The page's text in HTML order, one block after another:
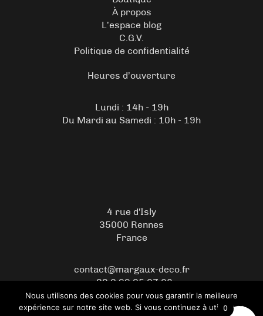
4 rue d'Isly
35000 Rennes
France
contact@margaux-deco.fr
+33 2 99 35 07 08
À propos
L’espace blog
C.G.V.
Politique de confidentialité
Heures d’ouverture
Lundi : 14h - 19h
Du Mardi au Samedi : 10h - 19h
0
Nous utilisons des cookies pour vous garantir la meilleure
expérience sur notre site web. Si vous continuez à utiliser ce